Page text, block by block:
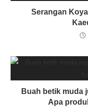
Serangan
Buah betik muda
Apa